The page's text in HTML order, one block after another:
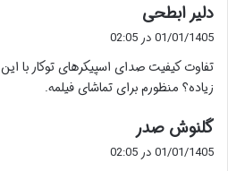
دلیر ابطحی
ف
ت
:
01/01/1405 در 02:05
تفاوت کیفیت صدای اسپیکرهای توکار با
زیاده؟ منظورم برای تماشای فیلمه.
گلنوش صدر
ف
01/01/1405 در 02:05